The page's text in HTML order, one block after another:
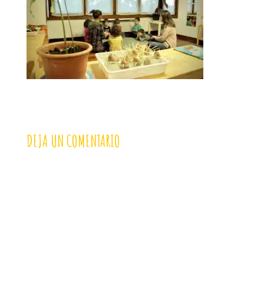
DEJA UN COMENTARIO